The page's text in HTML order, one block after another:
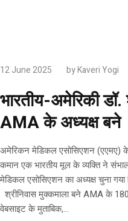
12 June 2025 byKaveri Yogi
भारतीय-अमेरिकी
AMA के अध्यक्ष बने
अमेरिकन मेडिकल एसोसिएशन (एएमए)
कमान एक भारतीय मूल के व्यक्ति ने
मेडिकल एसोसिएशन का अध्यक्ष चुना
श्रीनिवास मुक्कमाला बने AMA के
वेबसाइट के मुताबिक,...